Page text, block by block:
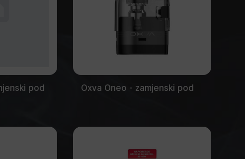
pod Oxva Oneo - zamjenski pod